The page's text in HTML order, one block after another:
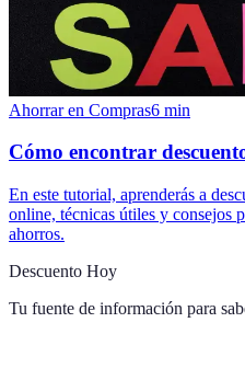
Ahorrar en Compras6 min
Cómo encontrar
En este tutorial, aprenderás a
online, técnicas útiles y consejos
ahorros.
Descuento Hoy
Tu fuente de información para